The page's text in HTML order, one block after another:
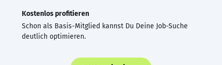
Kostenlos profitieren
Schon als Basis-Mitglied kannst Du Deine Job-Suche
deutlich optimieren.